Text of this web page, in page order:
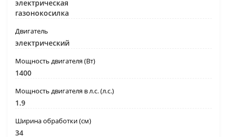
электрическая
газонокосилка
Двигатель
электрический
Мощность двигателя (Вт)
1400
Мощность двигателя в л.с. (л.с.)
1.9
Ширина обработки (см)
34